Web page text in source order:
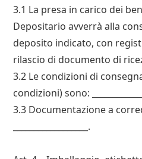
3.1 La presa in carico dei
Depositario avverrà alla
deposito indicato, con
rilascio di documento di
3.2 Le condizioni di
condizioni) sono:
3.3 Documentazione a
__________________.